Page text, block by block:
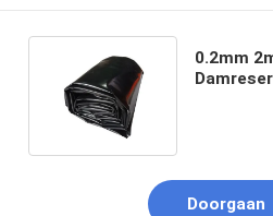
0.2mm
Doorgaan